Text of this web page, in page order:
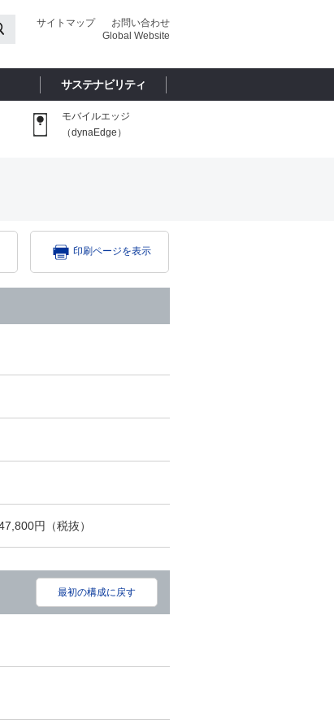
お問い合わせ
サイトマップ
Global Website
サステナビリティ
モバイルエッジ
（dynaEdge）
印刷ページを表示
円（税抜）
最初の構成に戻す